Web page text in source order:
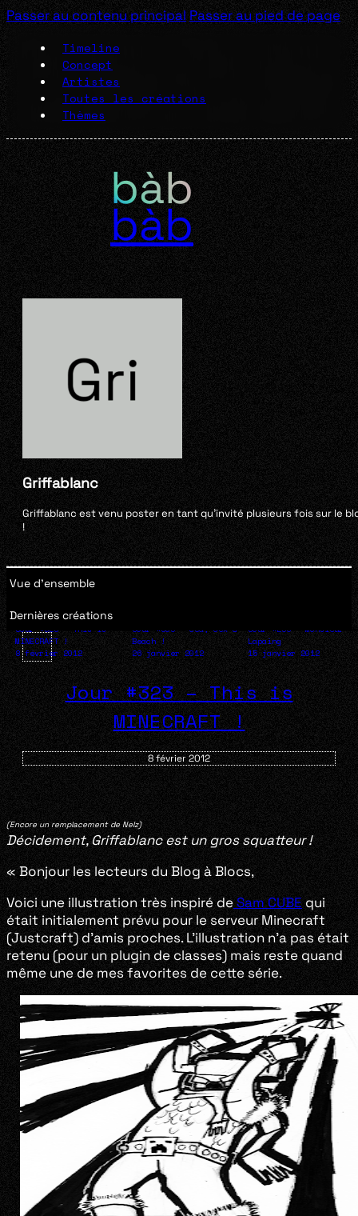
Passer au contenu principal Passer au pied de page
Timeline
Concept
Artistes
Toutes les créations
Thèmes
bàb
Griffablanc
Griffablanc est venu poster en tant qu'invité plusieurs fois sur le
!
Vue d'ensemble
Dernières créations
Jour #323 – This is
MINECRAFT !
8 février 2012
Jour #309 – Sea, Sex &
Beach !
26 janvier 2012
Jour #299 – Monsieur
Lapaing
15 janvier 2012
Jour #323 – This is
MINECRAFT !
8 février 2012
(Encore un remplacement de Nelz)
Décidement, Griffablanc est un gros squatteur !
« Bonjour les lecteurs du Blog à Blocs,
Voici une illustration très inspiré deSam CUBE qui
était initialement prévu pour le serveur Minecraft
(Justcraft) d’amis proches. L’illustration n’a pas était
retenu (pour un plugin de classes) mais reste quand
même une de mes favorites de cette série.